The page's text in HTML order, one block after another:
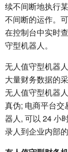
续不间断地执行
不间断的运作。
在控制台中实时
守型机器人。
无人值守型机器
大量财务数据的
无人值守型机器
真伪; 电商平台
器人, 可以 24 小
录人到企业内部